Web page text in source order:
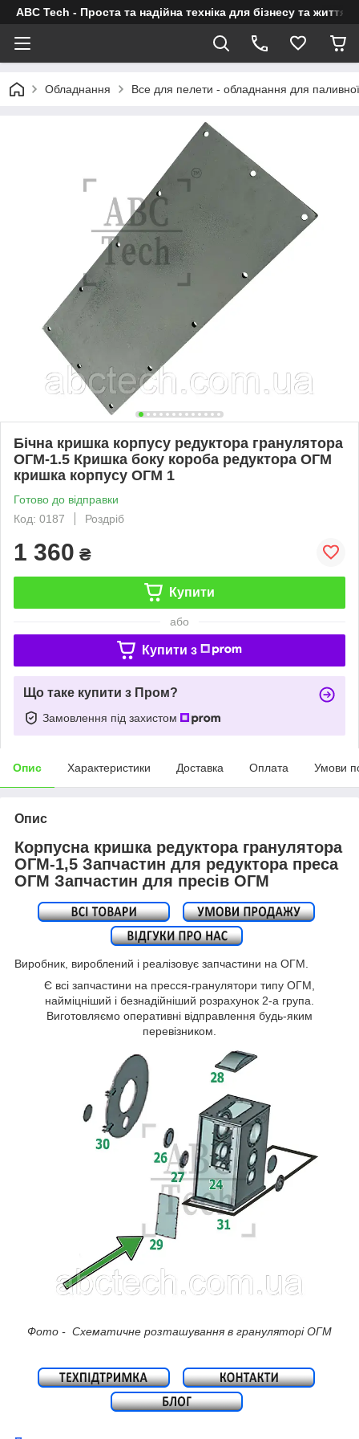
ABC Tech - Проста та надійна техніка для бізнесу та життя
Обладнання Все для пелети - обладнання для
Бічна кришка корпусу редуктора гранулятора
ОГМ-1.5 Кришка боку короба редуктора ОГМ
кришка корпусу ОГМ 1
Готово до відправки
Код: 0187
Роздріб
1 360 ₴
Купити
або
Купити з
Що таке купити з Пром?
Замовлення під захистом
Опис Характеристики Доставка Оплата Умови
Опис
Корпусна кришка редуктора гранулятора
ОГМ-1,5 Запчастин для редуктора преса
ОГМ Запчастин для пресів ОГМ
Виробник, вироблений і реалізовує запчастини на ОГМ.
Є всі запчастини на пресся-гранулятори типу ОГМ,
найміцніший і безнадійніший розрахунок 2-а група.
Виготовляємо оперативні відправлення будь-яким
перевізником.
Фото - Схематичне розташування в грануляторі ОГМ